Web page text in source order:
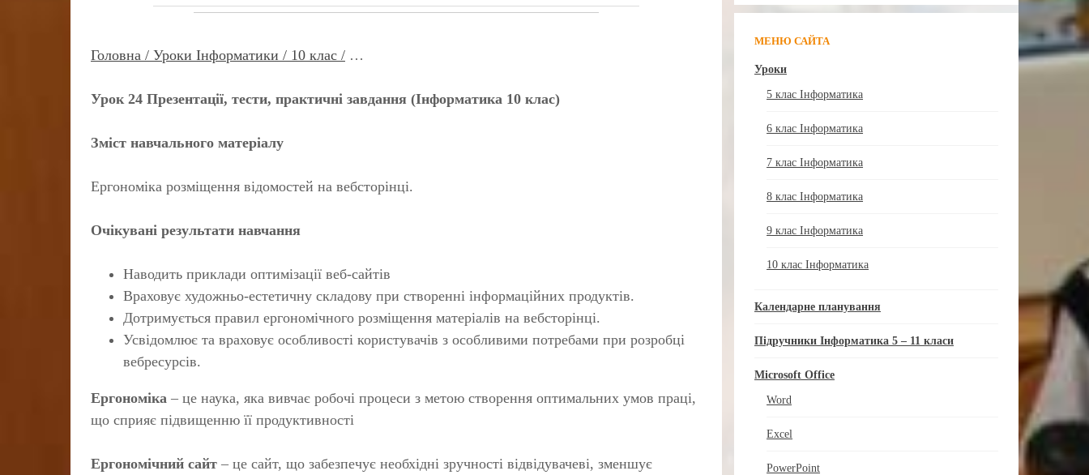
Головна / Уроки Інформатики / 10 клас / …
Урок 24 Презентації, тести, практичні завдання (Інформатика 10 клас)
Зміст навчального матеріалу
Ергономіка розміщення відомостей на вебсторінці.
Очікувані результати навчання
Наводить приклади оптимізації веб-сайтів
Враховує художньо-естетичну складову при створенні інформаційних продуктів.
Дотримується правил ергономічного розміщення матеріалів на вебсторінці.
Усвідомлює та враховує особливості користувачів з особливими потребами при розробці
вебресурсів.
Ергономіка – це наука, яка вивчає робочі процеси з метою створення оптимальних умов праці,
що сприяє підвищенню її продуктивності
Ергономічний сайт – це сайт, що забезпечує необхідні зручності відвідувачеві, зменшує
МЕНЮ САЙТА
Уроки
5 клас Інформатика
6 клас Інформатика
7 клас Інформатика
8 клас Інформатика
9 клас Інформатика
10 клас Інформатика
Календарне планування
Підручники Інформатика 5 – 11 класи
Microsoft Office
Word
Excel
PowerPoint